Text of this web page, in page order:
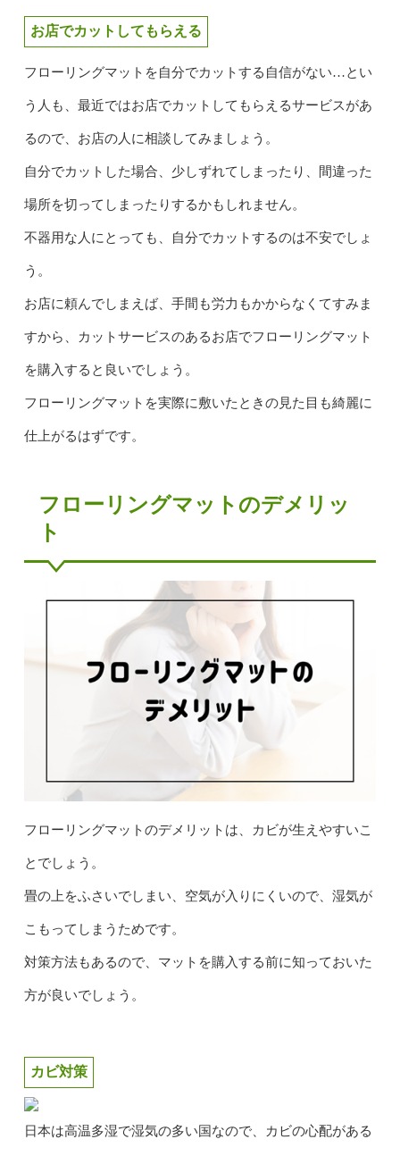
お店でカットしてもらえる
フローリングマットを自分でカットする自信がない…とい
う人も、最近ではお店でカットしてもらえるサービスがあ
るので、お店の人に相談してみましょう。
自分でカットした場合、少しずれてしまったり、間違った
場所を切ってしまったりするかもしれません。
不器用な人にとっても、自分でカットするのは不安でしょ
う。
お店に頼んでしまえば、手間も労力もかからなくてすみま
すから、カットサービスのあるお店でフローリングマット
を購入すると良いでしょう。
フローリングマットを実際に敷いたときの見た目も綺麗に
仕上がるはずです。
フローリングマットのデメリッ
ト
フローリングマットのデメリットは、カビが生えやすいこ
とでしょう。
畳の上をふさいでしまい、空気が入りにくいので、湿気が
こもってしまうためです。
対策方法もあるので、マットを購入する前に知っておいた
方が良いでしょう。
カビ対策
日本は高温多湿で湿気の多い国なので、カビの心配がある